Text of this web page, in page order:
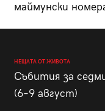
маймунски
НЕЩАТА ОТ ЖИВОТА
Събития за
(6–9 август)